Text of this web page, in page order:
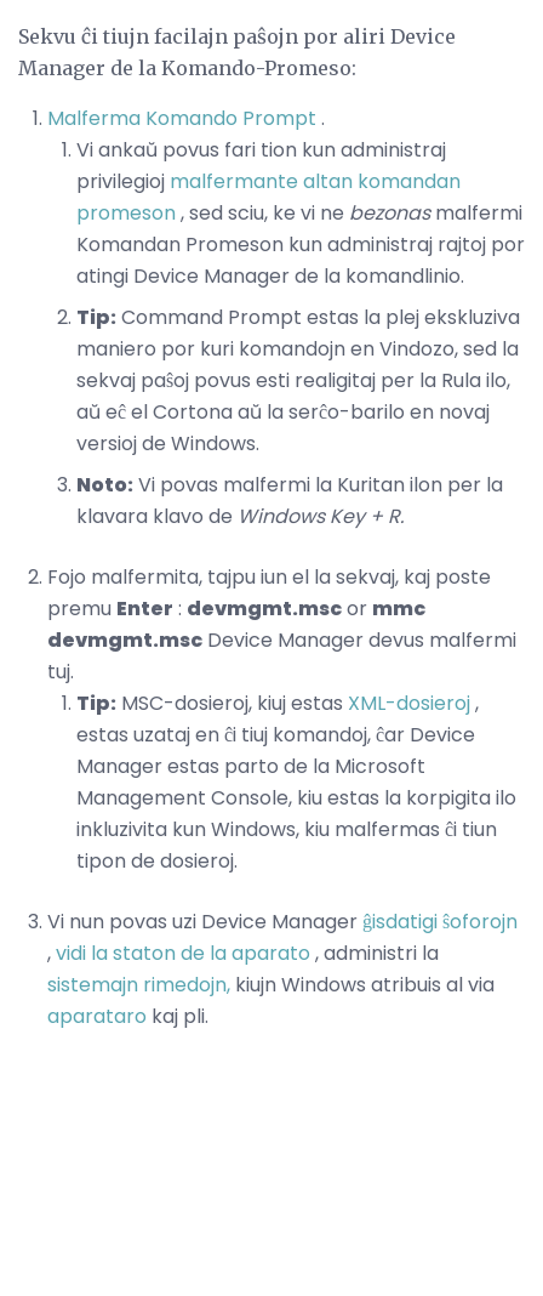
Sekvu ĉi tiujn facilajn paŝojn por aliri Device
Manager de la Komando-Promeso:
Malferma Komando Prompt .
Vi ankaŭ povus fari tion kun administraj
privilegioj malfermante altan komandan
promeson, sed sciu, ke vi ne bezonasmalfermi
Komandan Promeson kun administraj rajtoj por
atingi Device Manager de la komandlinio.
Tip: Command Prompt estas la plej ekskluziva
maniero por kuri komandojn en Vindozo, sed la
sekvaj paŝoj povus esti realigitaj per la Rula ilo,
aŭ eĉ el Cortona aŭ la serĉo-barilo en novaj
versioj de Windows.
Noto: Vi povas malfermi la Kuritan ilon per la
klavara klavo de Windows Key + R.
Fojo malfermita, tajpu iun el la sekvaj, kaj poste
premu Enter : devmgmt.mscor mmc
devmgmt.msc Device Manager devus malfermi
tuj.
Tip: MSC-dosieroj, kiuj estas XML-dosieroj,
estas uzataj en ĉi tiuj komandoj, ĉar Device
Manager estas parto de la Microsoft
Management Console, kiu estas la korpigita ilo
inkluzivita kun Windows, kiu malfermas ĉi tiun
tipon de dosieroj.
Vi nun povas uzi Device Managerĝisdatigi ŝoforojn
,vidi la staton de la aparato , administri la
sistemajn rimedojn, kiujn Windows atribuis al via
aparataro kaj pli.